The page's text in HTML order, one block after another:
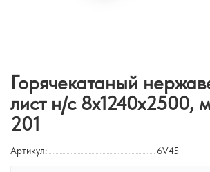
Горячекатаный
лист н/с 8х1240х2500,
201
Артикул: 6V45